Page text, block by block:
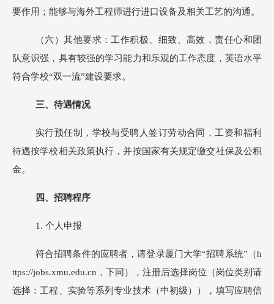
要作用；能够与海外工程师进行进口设备及相关工艺的沟通。
（六）其他要求：工作积极、细致、高效，责任心和团
队意识强，具有较强的学习能力和乐观的工作态度，英语水平
符合学校“双一流”建设要求。
三、待遇情况
实行预任制，学校与受聘人签订劳动合同，工资和福利
待遇按学校相关政策执行，并按国家有关规定缴交社保及公积
金。
四、招聘程序
1 . 个人申报
符合招聘条件的应聘者，请登录厦门大学“招聘系统”（h
ttps://jobs.xmu.edu.cn，下同），注册后选择岗位（岗位类别请
选择：工程、实验等系列专业技术（中初级）），填写应聘信